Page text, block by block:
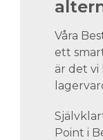
Våra
ett
är det vi
Point i